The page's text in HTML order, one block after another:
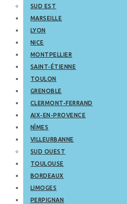
SUD EST
MARSEILLE
LYON
NICE
MONTPELLIER
SAINT-ÉTIENNE
TOULON
GRENOBLE
CLERMONT-FERRAND
AIX-EN-PROVENCE
NÎMES
VILLEURBANNE
SUD OUEST
TOULOUSE
BORDEAUX
LIMOGES
PERPIGNAN